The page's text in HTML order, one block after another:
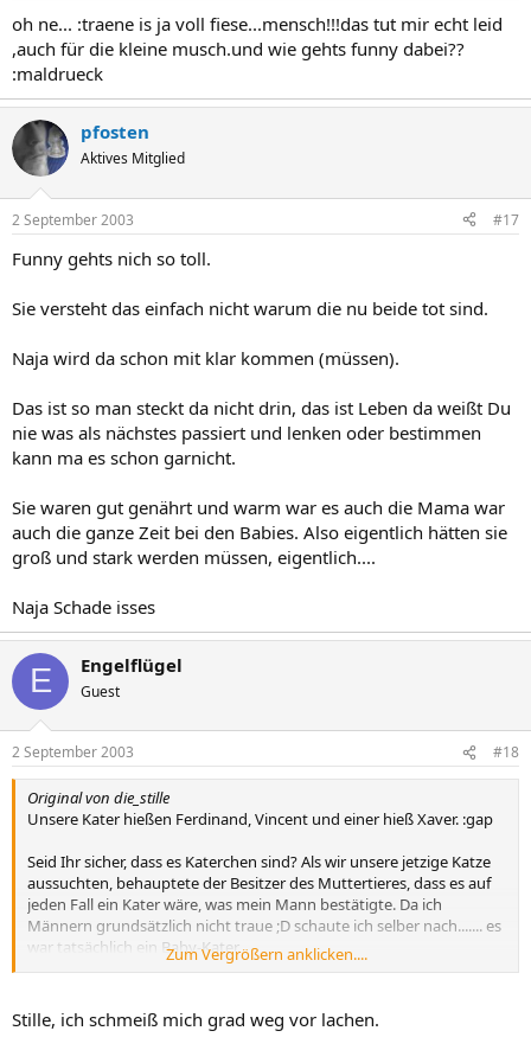
oh ne... :traene is ja voll fiese...mensch!!!das tut mir echt leid
,auch für die kleine musch.und wie gehts funny dabei??
:maldrueck
pfosten
Aktives Mitglied
2 September 2003 #17
Funny gehts nich so toll.
Sie versteht das einfach nicht warum die nu beide tot sind.
Naja wird da schon mit klar kommen (müssen).
Das ist so man steckt da nicht drin, das ist Leben da weißt Du
nie was als nächstes passiert und lenken oder bestimmen
kann ma es schon garnicht.
Sie waren gut genährt und warm war es auch die Mama war
auch die ganze Zeit bei den Babies. Also eigentlich hätten sie
groß und stark werden müssen, eigentlich....
Naja Schade isses
E Engelflügel
Guest
2 September 2003 #18
Original von die_stille
Unsere Kater hießen Ferdinand, Vincent und einer hieß Xaver. :gap
Seid Ihr sicher, dass es Katerchen sind? Als wir unsere jetzige Katze
aussuchten, behauptete der Besitzer des Muttertieres, dass es auf
jeden Fall ein Kater wäre, was mein Mann bestätigte. Da ich
Männern grundsätzlich nicht traue ;D schaute ich selber nach....... es
war tatsächlich ein Baby-Kater.
dass die Hoden noch etwas "unterentwickelt" wären........ nun ja.....
das Katerchen war ja auch erst vier Wochen alt.
Zum Vergrößern anklicken....
Stille, ich schmeiß mich grad weg vor lachen.